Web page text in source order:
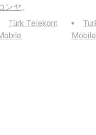
ンヤ。
Türk Telekom
Mobile